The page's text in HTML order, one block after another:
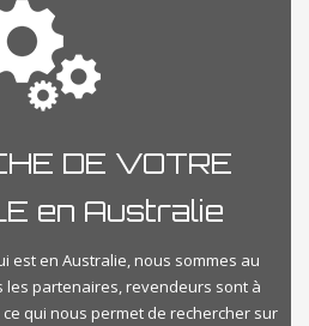
DE VOTRE
en Australie
est en Australie, nous sommes au
partenaires, revendeurs sont à
qui nous permet de rechercher sur